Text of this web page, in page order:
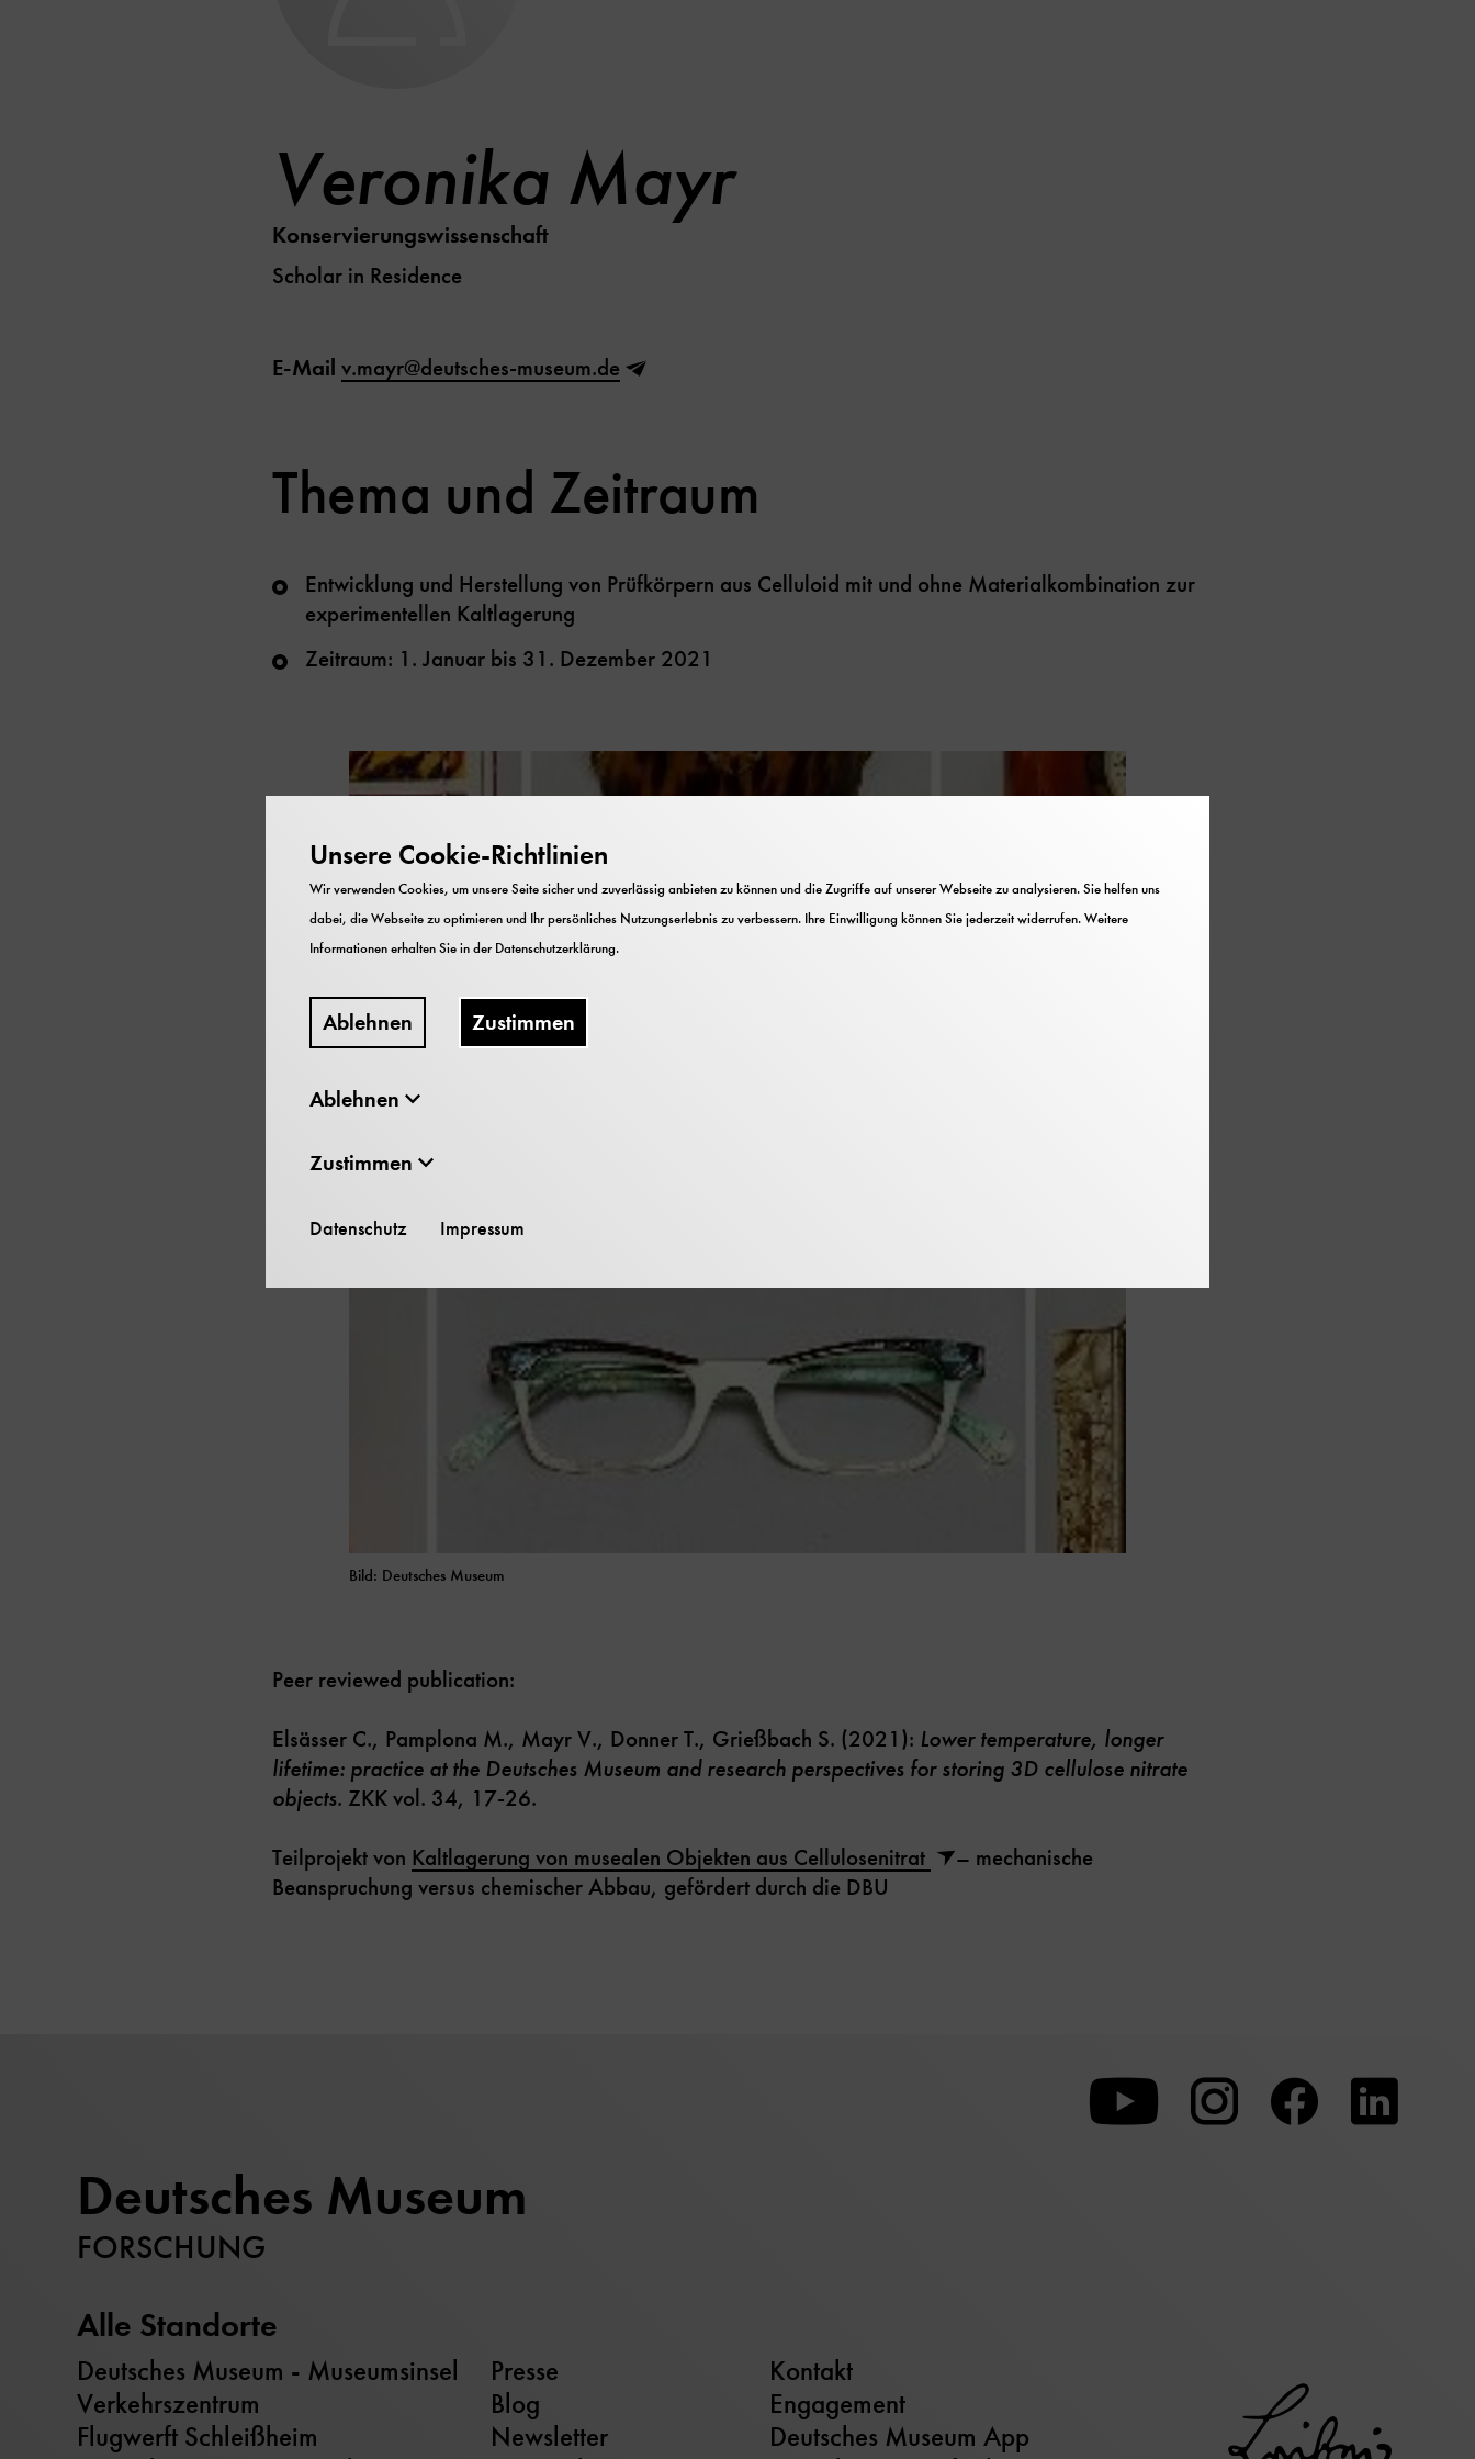
Veronika Mayr
Konservierungswissenschaft
Scholar in Residence
E-Mail v.mayr@deutsches-museum.de
Thema und Zeitraum
Entwicklung und Herstellung von Prüfkörpern aus Celluloid mit und ohne Materialkombination zur
experimentellen Kaltlagerung
Zeitraum: 1. Januar bis 31. Dezember 2021
Bild: Deutsches Museum
Peer reviewed publication:
Elsässer C., Pamplona M., Mayr V., Donner T., Grießbach S. (2021): Lower temperature, longer
lifetime: practice at the Deutsches Museum andresearch perspectives for storing 3D cellulose nitrate
objects. ZKK vol. 34, 17-26.
Teilprojekt von Kaltlagerung von musealen Objekten aus Cellulosenitrat
– mechanische
Beanspruchung versus chemischer Abbau, gefördert durch die DBU
Deutsches Museum
FORSCHUNG
Alle Standorte
Deutsches Museum - Museumsinsel
Verkehrszentrum
Flugwerft Schleißheim
Presse
Blog
Newsletter
Kontakt
Engagement
Deutsches Museum App
Zu
unserer
Zu
unserer
Zu
unserer
Unsere Cookie-Richtlinien
Wir verwenden Cookies, um unsere Seite sicher und zuverlässig anbieten zu können und die Zugriffe auf unserer Webseite zu analysieren. Sie helfen uns
dabei, die Webseite zu optimieren und Ihr persönliches Nutzungserlebnis zu verbessern. Ihre Einwilligung können Sie jederzeit widerrufen. Weitere
Informationen erhalten Sie in derDatenschutzerklärung.
Ablehnen Zustimmen
Ablehnen
Zustimmen
Datenschutz Impressum